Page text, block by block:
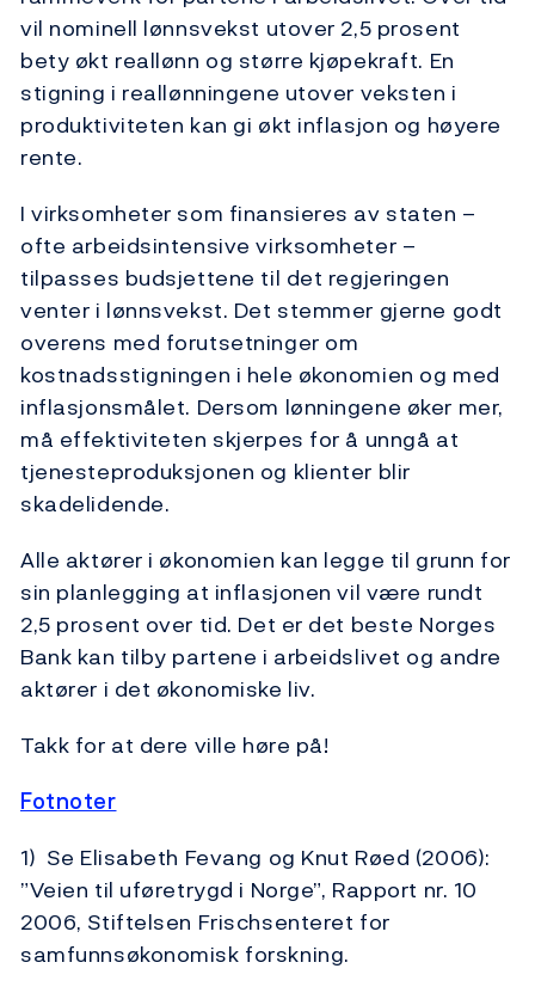
vil nominell lønnsvekst utover 2,5 prosent
bety økt reallønn og større kjøpekraft. En
stigning i reallønningene utover veksten i
produktiviteten kan gi økt inflasjon og høyere
rente.
I virksomheter som finansieres av staten –
ofte arbeidsintensive virksomheter –
tilpasses budsjettene til det regjeringen
venter i lønnsvekst. Det stemmer gjerne godt
overens med forutsetninger om
kostnadsstigningen i hele økonomien og med
inflasjonsmålet. Dersom lønningene øker mer,
må effektiviteten skjerpes for å unngå at
tjenesteproduksjonen og klienter blir
skadelidende.
Alle aktører i økonomien kan legge til grunn for
sin planlegging at inflasjonen vil være rundt
2,5 prosent over tid. Det er det beste Norges
Bank kan tilby partene i arbeidslivet og andre
aktører i det økonomiske liv.
Takk for at dere ville høre på!
Fotnoter
1) Se Elisabeth Fevang og Knut Røed (2006):
”Veien til uføretrygd i Norge”, Rapport nr. 10
2006, Stiftelsen Frischsenteret for
samfunnsøkonomisk forskning.